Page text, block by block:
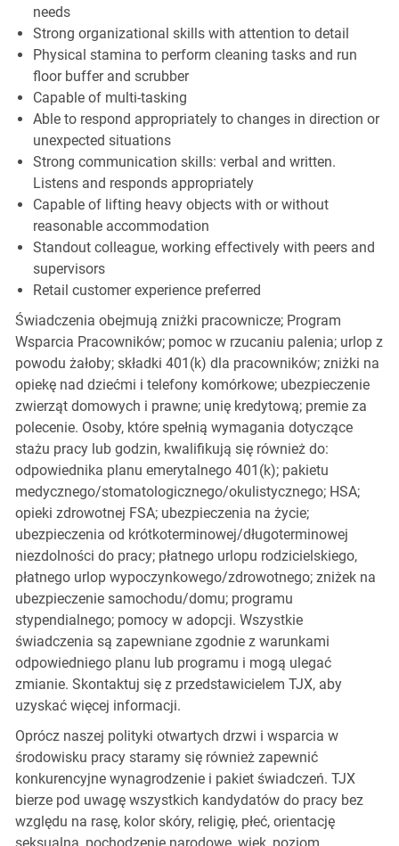
needs
Strong organizational skills with attention to detail
Physical stamina to perform cleaning tasks and run
floor buffer and scrubber
Capable of multi-tasking
Able to respond appropriately to changes in direction or
unexpected situations
Strong communication skills: verbal and written.
Listens and responds appropriately
Capable of lifting heavy objects with or without
reasonable accommodation
Standout colleague, working effectively with peers and
supervisors
Retail customer experience preferred
Świadczenia obejmują zniżki pracownicze; Program
Wsparcia Pracowników; pomoc w rzucaniu palenia; urlop z
powodu żałoby; składki 401(k) dla pracowników; zniżki na
opiekę nad dziećmi i telefony komórkowe; ubezpieczenie
zwierząt domowych i prawne; unię kredytową; premie za
polecenie. Osoby, które spełnią wymagania dotyczące
stażu pracy lub godzin, kwalifikują się również do:
odpowiednika planu emerytalnego 401(k); pakietu
medycznego/stomatologicznego/okulistycznego; HSA;
opieki zdrowotnej FSA; ubezpieczenia na życie;
ubezpieczenia od krótkoterminowej/długoterminowej
niezdolności do pracy; płatnego urlopu rodzicielskiego,
płatnego urlop wypoczynkowego/zdrowotnego; zniżek na
ubezpieczenie samochodu/domu; programu
stypendialnego; pomocy w adopcji. Wszystkie
świadczenia są zapewniane zgodnie z warunkami
odpowiedniego planu lub programu i mogą ulegać
zmianie. Skontaktuj się z przedstawicielem TJX, aby
uzyskać więcej informacji.
Oprócz naszej polityki otwartych drzwi i wsparcia w
środowisku pracy staramy się również zapewnić
konkurencyjne wynagrodzenie i pakiet świadczeń. TJX
bierze pod uwagę wszystkich kandydatów do pracy bez
względu na rasę, kolor skóry, religię, płeć, orientację
seksualną, pochodzenie narodowe, wiek, poziom